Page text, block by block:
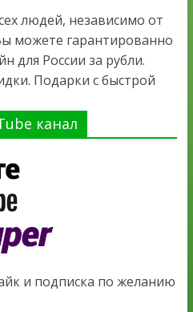
людей, независимо от
можете гарантированно
для России за рубли.
Подарки с быстрой
канал
и подписка по желанию